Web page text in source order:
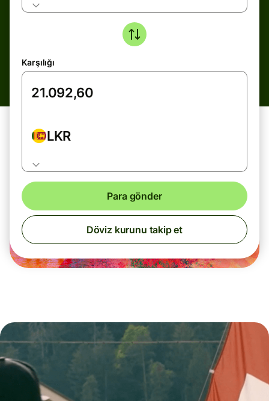
Karşılığı
LKR
Para gönder
Döviz kurunu takip et